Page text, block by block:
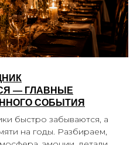
— ГЛАВНЫЕ
СОБЫТИЯ
быстро забываются, а
на годы. Разбираем,